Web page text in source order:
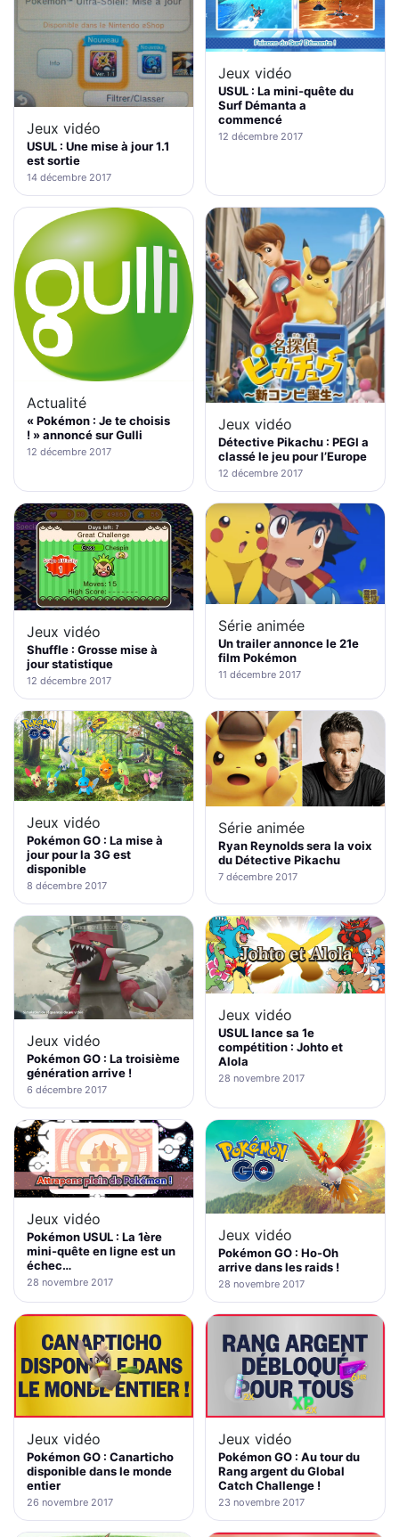
Jeux vidéo
USUL : Une mise à jour 1.1
est sortie
14 décembre 2017
Jeux vidéo
USUL : La mini-quête du
Surf Démanta a
commencé
12 décembre 2017
Actualité
« Pokémon : Je te choisis
! » annoncé sur Gulli
12 décembre 2017
Jeux vidéo
Détective Pikachu : PEGI a
classé le jeu pour l’Europe
12 décembre 2017
Jeux vidéo
Shuffle : Grosse mise à
jour statistique
12 décembre 2017
Série animée
Un trailer annonce le 21e
film Pokémon
11 décembre 2017
Jeux vidéo
Pokémon GO : La mise à
jour pour la 3G est
disponible
8 décembre 2017
Série animée
Ryan Reynolds sera la voix
du Détective Pikachu
7 décembre 2017
Jeux vidéo
Pokémon GO : La troisième
génération arrive !
6 décembre 2017
Jeux vidéo
USUL lance sa 1e
compétition : Johto et
Alola
28 novembre 2017
Jeux vidéo
Pokémon USUL : La 1ère
mini-quête en ligne est un
échec…
28 novembre 2017
Jeux vidéo
Pokémon GO : Ho-Oh
arrive dans les raids !
28 novembre 2017
Jeux vidéo
Pokémon GO : Canarticho
disponible dans le monde
entier
26 novembre 2017
Jeux vidéo
Pokémon GO : Au tour du
Rang argent du Global
Catch Challenge !
23 novembre 2017